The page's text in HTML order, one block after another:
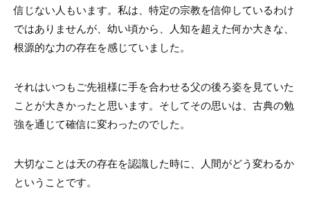
信じない人もいます。私は、特定の宗教を信仰しているわけ
ではありませんが、幼い頃から、人知を超えた何か大きな、
根源的な力の存在を感じていました。
それはいつもご先祖様に手を合わせる父の後ろ姿を見ていた
ことが大きかったと思います。そしてその思いは、古典の勉
強を通じて確信に変わったのでした。
大切なことは天の存在を認識した時に、人間がどう変わるか
ということです。